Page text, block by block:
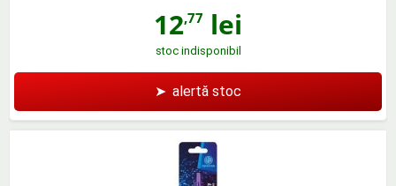
12,77 lei
stoc indisponibil
➤ alertă stoc